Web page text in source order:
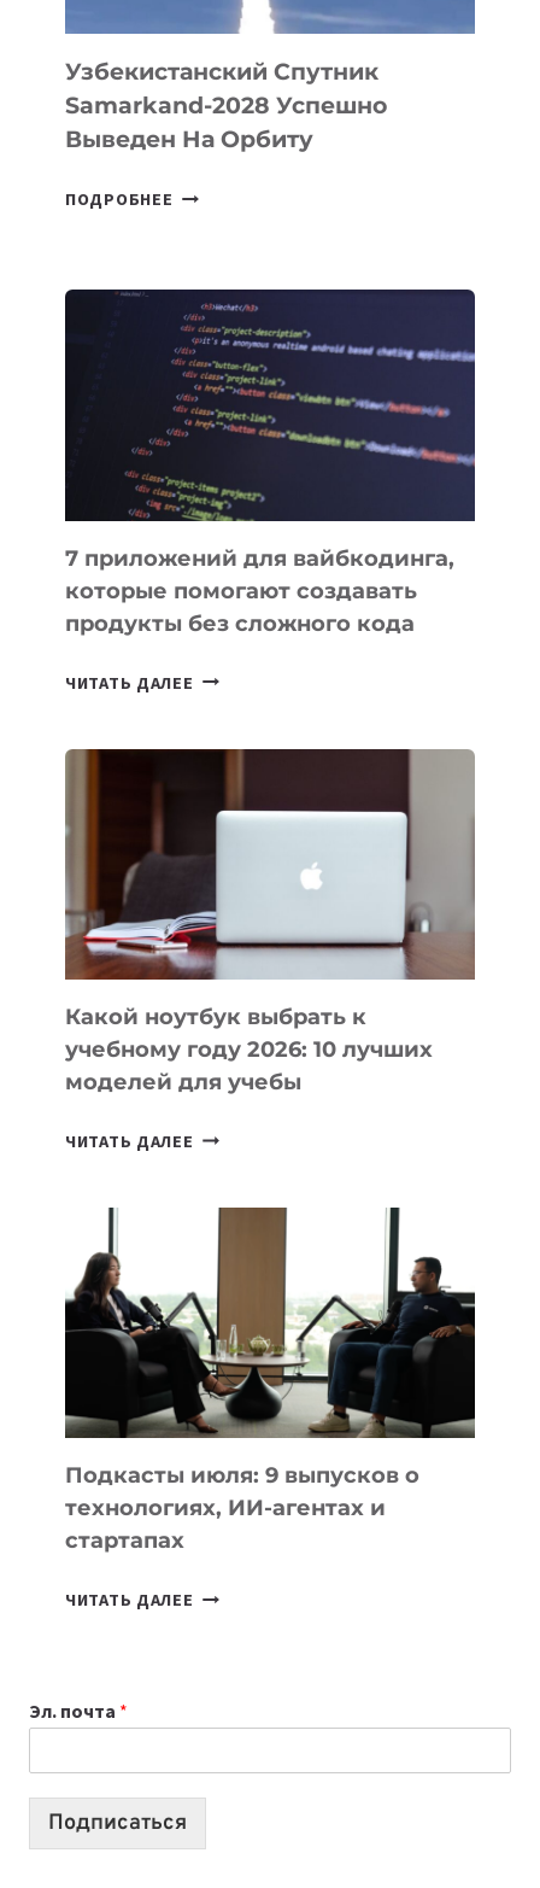
Узбекистанский Спутник
Samarkand-2028 Успешно
Выведен На Орбиту
ПОДРОБНЕЕ УЗБЕКИСТАНСКИЙ
УСПЕШНО
ВЫВЕДЕН
НА
ОРБИТУ
7 приложений для вайбкодинга,
которые помогают создавать
продукты без сложного кода
ЧИТАТЬ ДАЛЕЕ 7
ПОМОГАЮТ
СОЗДАВАТЬ
БЕЗ
СЛОЖНОГО
КОДА
Какой ноутбук выбрать к
учебному году 2026: 10 лучших
моделей для учебы
ЧИТАТЬ ДАЛЕЕ КАКОЙ
УЧЕБНОМУ
ГОДУ
2026:
10
ЛУЧШИХ
МОДЕЛЕЙ
ДЛЯ
УЧЕБЫ
Подкасты июля: 9 выпусков о
технологиях, ИИ-агентах и
стартапах
ЧИТАТЬ ДАЛЕЕ ПОДКАСТЫ
ИИ-
АГЕНТАХ
Эл. почта *
Подписаться